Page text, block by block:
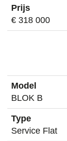
€ 318 000
BLOK B
Service Flat